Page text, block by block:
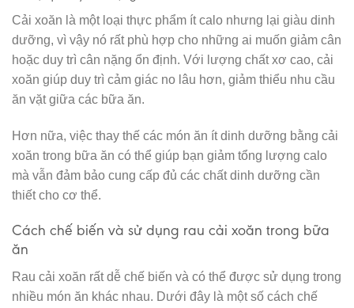
Cải xoăn là một loại thực phẩm ít calo nhưng lại giàu dinh
dưỡng, vì vậy nó rất phù hợp cho những ai muốn giảm cân
hoặc duy trì cân nặng ổn định. Với lượng chất xơ cao, cải
xoăn giúp duy trì cảm giác no lâu hơn, giảm thiểu nhu cầu
ăn vặt giữa các bữa ăn.
Hơn nữa, việc thay thế các món ăn ít dinh dưỡng bằng cải
xoăn trong bữa ăn có thể giúp bạn giảm tổng lượng calo
mà vẫn đảm bảo cung cấp đủ các chất dinh dưỡng cần
thiết cho cơ thể.
Cách chế biến và sử dụng rau cải xoăn trong bữa
ăn
Rau cải xoăn rất dễ chế biến và có thể được sử dụng trong
nhiều món ăn khác nhau. Dưới đây là một số cách chế